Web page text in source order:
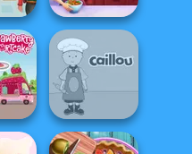
Cooking Live: Be
a Chef&Cook